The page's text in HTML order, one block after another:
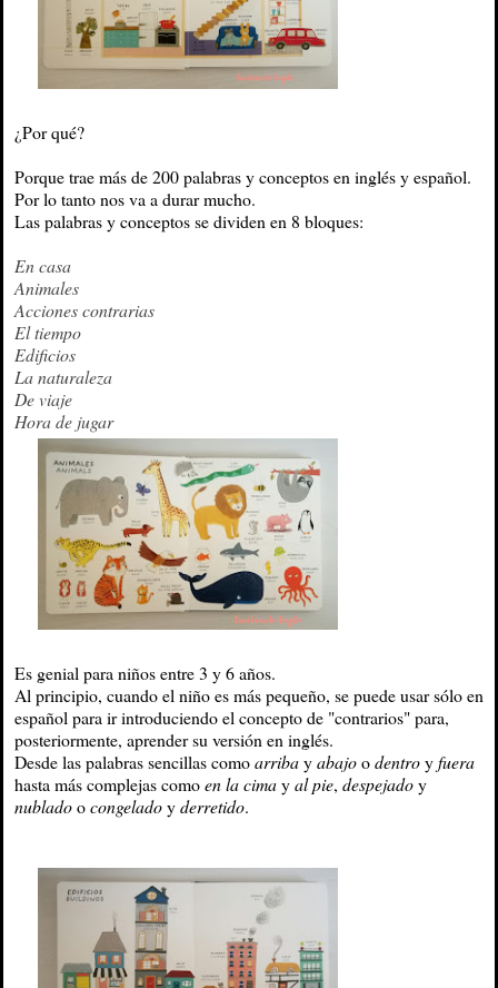
¿Por qué?
Porque trae más de 200 palabras y conceptos en inglés y español.
Por lo tanto nos va a durar mucho.
Las palabras y conceptos se dividen en 8 bloques:
En casa
Animales
Acciones contrarias
El tiempo
Edificios
La naturaleza
De viaje
Hora de jugar
Es genial para niños entre 3 y 6 años.
Al principio, cuando el niño es más pequeño, se puede usar sólo en
español para ir introduciendo el concepto de "contrarios" para,
posteriormente, aprender su versión en inglés.
Desde las palabras sencillas comoarribayabajoodentroyfuera
hasta más complejas comoen la cimayal pie, despejadoy
nubladoocongeladoyderretido.